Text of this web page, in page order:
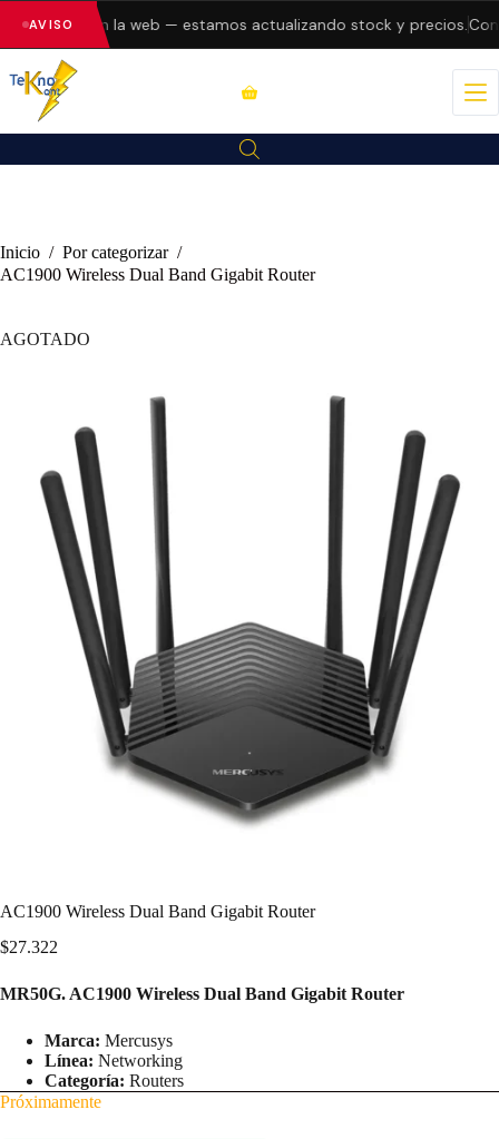
AVISO
errores en la web — estamos actualizando stock y precios.
Inicio / Por categorizar /
AC1900 Wireless Dual Band Gigabit Router
AGOTADO
AC1900 Wireless Dual Band Gigabit Router
$27.322
MR50G. AC1900 Wireless Dual Band Gigabit Router
Marca: Mercusys
Línea: Networking
Categoría: Routers
Próximamente